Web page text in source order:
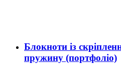
Блокноти із
пружину (портфоліо)